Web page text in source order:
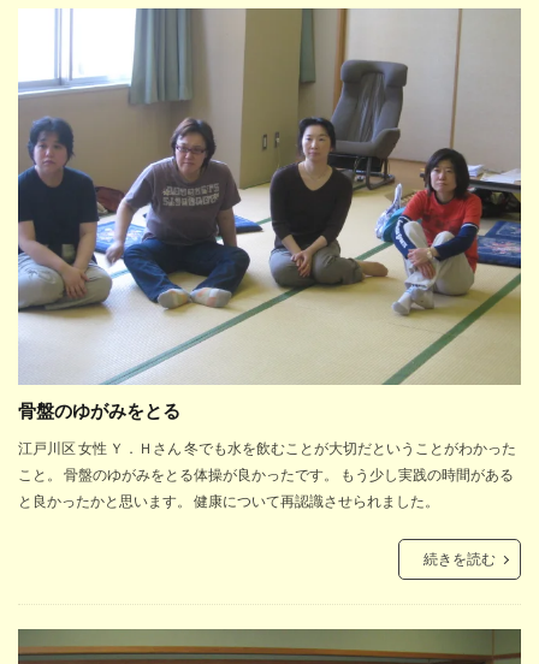
骨盤のゆがみをとる
江戸川区 女性 Ｙ．Ｈさん 冬でも水を飲むことが大切だということがわかった
こと。 骨盤のゆがみをとる体操が良かったです。 もう少し実践の時間がある
と良かったかと思います。 健康について再認識させられました。
続きを読む